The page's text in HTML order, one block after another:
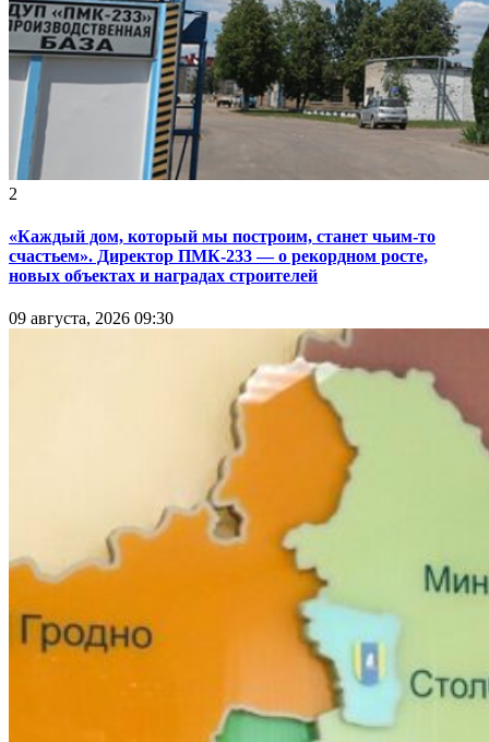
2
«Каждый дом, который мы построим, станет чьим-то
счастьем». Директор ПМК-233 — о рекордном росте,
новых объектах и наградах строителей
09 августа, 2026 09:30